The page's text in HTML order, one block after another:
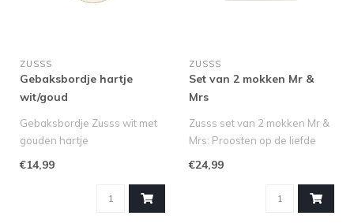
ZUSSS
Gebaksbordje hartje
wit/goud
Gebaksbordje Zusss wit met
gouden hartje
€14,99
ZUSSS
Set van 2 mokken Mr &
Mrs
Zusss set van 2 mokken Mr &
Mrs: Proosten op de liefde
€24,99